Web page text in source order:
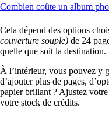
Combien coûte un album
Cela dépend des options
couverture souple) de 24
quelle que soit la destination.
À l’intérieur, vous pouvez y
d’ajouter plus de pages,
papier brillant ? Ajustez
votre stock de crédits.